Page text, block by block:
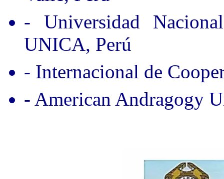
- Universidad
UNICA, Perú
- Internacional de
- American Andragogy